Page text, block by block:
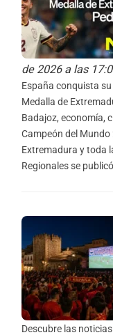
de 2026 a las
España conquista
Medalla de
Badajoz, economía,
Campeón del
Extremadura y toda
Regionales se
Descubre las